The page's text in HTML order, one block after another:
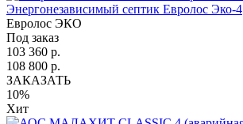
Энергонезависимый септик Евролос Эко-4
Евролос ЭКО
Под заказ
103 360 р.
108 800 р.
ЗАКАЗАТЬ
10%
Хит